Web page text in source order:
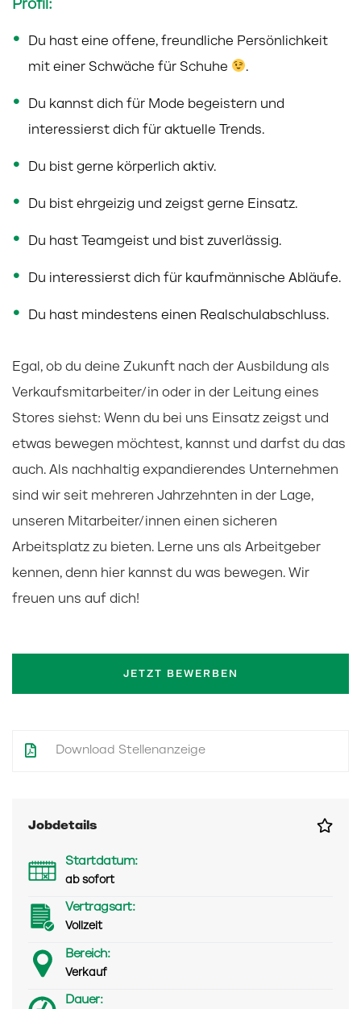
Profil:
Du hast eine offene, freundliche Persönlichkeit
mit einer Schwäche für Schuhe
.
Du kannst dich für Mode begeistern und
interessierst dich für aktuelle Trends.
Du bist gerne körperlich aktiv.
Du bist ehrgeizig und zeigst gerne Einsatz.
Du hast Teamgeist und bist zuverlässig.
Du interessierst dich für kaufmännische Abläufe.
Du hast mindestens einen Realschulabschluss.
Egal, ob du deine Zukunft nach der Ausbildung als
Verkaufsmitarbeiter/in oder in der Leitung eines
Stores siehst: Wenn du bei uns Einsatz zeigst und
etwas bewegen möchtest, kannst und darfst du das
auch. Als nachhaltig expandierendes Unternehmen
sind wir seit mehreren Jahrzehnten in der Lage,
unseren Mitarbeiter/innen einen sicheren
Arbeitsplatz zu bieten. Lerne uns als Arbeitgeber
kennen, denn hier kannst du was bewegen. Wir
freuen uns auf dich!
JETZT BEWERBEN
Download Stellenanzeige
Jobdetails
Startdatum:
ab sofort
Vertragsart:
Vollzeit
Bereich:
Verkauf
Dauer: